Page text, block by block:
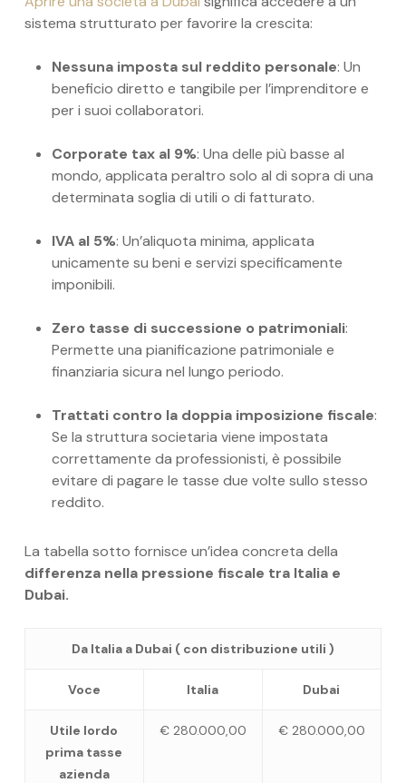
sistema strutturato per favorire la crescita:
Nessuna imposta sul reddito personale: Un
beneficio diretto e tangibile per l’imprenditore e
per i suoi collaboratori.
Corporate tax al 9%: Una delle più basse al
mondo, applicata peraltro solo al di sopra di una
determinata soglia di utili o di fatturato.
IVA al 5%: Un’aliquota minima, applicata
unicamente su beni e servizi specificamente
imponibili.
Zero tasse di successione o patrimoniali:
Permette una pianificazione patrimoniale e
finanziaria sicura nel lungo periodo.
Trattati contro la doppia imposizione fiscale:
Se la struttura societaria viene impostata
correttamente da professionisti, è possibile
evitare di pagare le tasse due volte sullo stesso
reddito.
La tabella sotto fornisce un’idea concreta della
differenza nella pressione fiscale tra Italia e
Dubai.
Da Italia a Dubai ( con distribuzione utili )
Voce Italia Dubai
Utile lordo
prima tasse
azienda
€ 280.000,00 € 280.000,00